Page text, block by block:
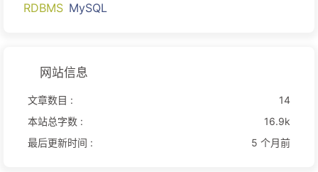
RDBMS MySQL
网站信息
文章数目 :
14
本站总字数 :
16.9k
最后更新时间 :
5 个月前